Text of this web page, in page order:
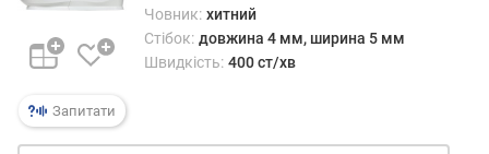
к
г
)
Запитати
Човник: хитний
Стібок: довжина 4 мм, ширина 5 мм
Швидкість: 400 ст/хв